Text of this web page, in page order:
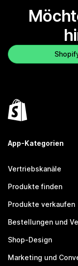
App-Kategorien
Vertriebskanäle
Produkte finden
Produkte verkaufen
Bestellungen und
Shop-Design
Marketing und